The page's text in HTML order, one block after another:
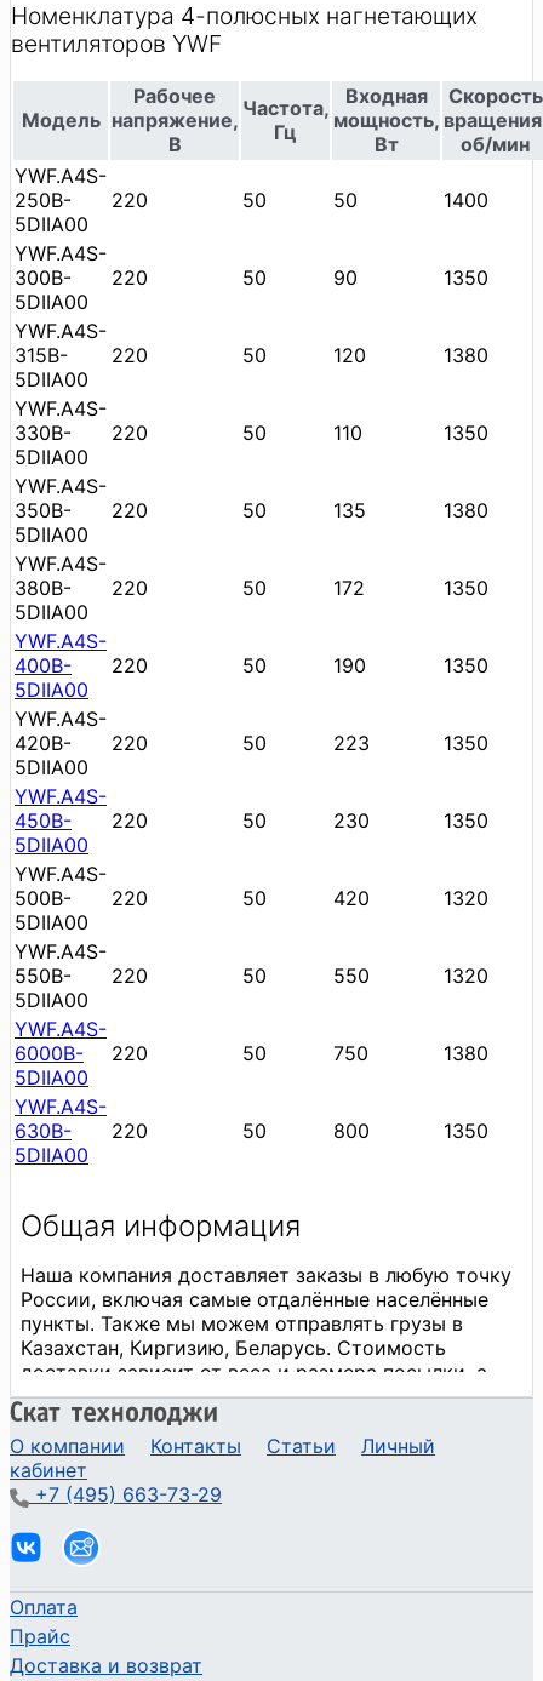
Номенклатура 4-полюсных нагнетающих
вентиляторов YWF
Модель
Рабочее
напряжение,
В
Частота,
Гц
Входная
мощность,
Вт
Скорость
об/мин
YWF.A4S-
250B-
5DIIA00
220 50 50 1400
YWF.A4S-
300B-
5DIIA00
220 50 90 1350
YWF.A4S-
315B-
5DIIA00
220 50 120 1380
YWF.A4S-
330B-
5DIIA00
220 50 110 1350
YWF.A4S-
350B-
5DIIA00
220 50 135 1380
YWF.A4S-
380B-
5DIIA00
220 50 172 1350
YWF.A4S-
400B-
5DIIA00
220 50 190 1350
YWF.A4S-
420B-
5DIIA00
220 50 223 1350
YWF.A4S-
450B-
5DIIA00
220 50 230 1350
YWF.A4S-
500B-
5DIIA00
220 50 420 1320
YWF.A4S-
550B-
5DIIA00
220 50 550 1320
YWF.A4S-
6000B-
5DIIA00
220 50 750 1380
YWF.A4S-
630B-
5DIIA00
220 50 800 1350
О компании Контакты Статьи
Личный
кабинет
+7 (495) 663-73-29
Оплата
Прайс
Доставка и возврат